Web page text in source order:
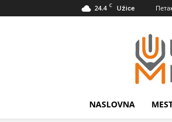
24.4 C Užice
NASLOVNA